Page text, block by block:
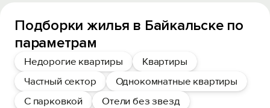
Подборки жилья в Байкальске по
параметрам
Недорогие квартиры
Квартиры
Частный сектор
Однокомнатные квартиры
С парковкой
Отели без звезд